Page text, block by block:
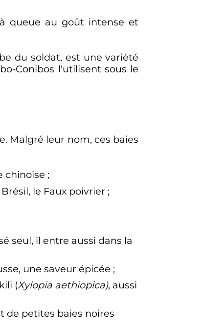
queue au goût intense et
du soldat, est une variété
Conibos l'utilisent sous le
Malgré leur nom, ces baies
chinoise ;
le Faux poivrier ;
seul, il entre aussi dans la
une saveur épicée ;
(Xylopia aethiopica), aussi
de petites baies noires